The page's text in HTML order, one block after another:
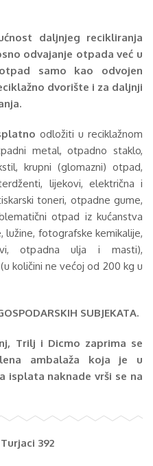
daljnjeg recikliranja
odvajanje otpada već u
samo kao odvojen
dvorište i za daljnji
odložiti u reciklažnom
metal, otpadno staklo,
krupni (glomazni) otpad,
lijekovi, električna i
toneri, otpadne gume,
otpad iz kućanstva
lužine, fotografske kemikalije,
otpadna ulja i masti),
količini ne većoj od 200 kg u
SUBJEKATA.
Trilj i Dicmo zaprima se
ambalaža koja je u
isplata naknade vrši se na
Turjaci 392